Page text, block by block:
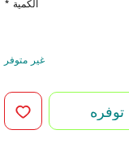
الكمية *
غير متوفر